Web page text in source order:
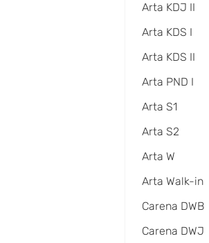
Arta KDJ II
Arta KDS I
Arta KDS II
Arta PND I
Arta S1
Arta S2
Arta W
Arta Walk-in
Carena DWB
Carena DWJ